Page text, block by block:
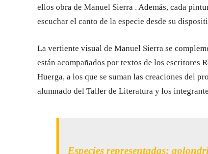
ellos obra de Manuel Sierra . Además, cada
escuchar el canto de la especie desde su
La vertiente visual de Manuel Sierra se
están acompañados por textos de los escritores
Huerga, a los que se suman las creaciones del
alumnado del Taller de Literatura y los
Especies representadas: